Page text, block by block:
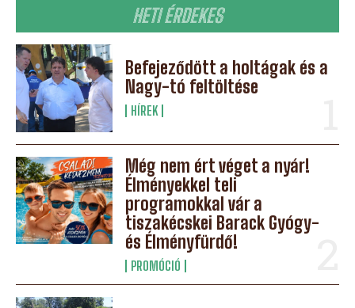
HETI ÉRDEKES
Befejeződött a holtágak és a
Nagy-tó feltöltése
HÍREK
Még nem ért véget a nyár!
Élményekkel teli
programokkal vár a
tiszakécskei Barack Gyógy-
és Élményfürdő!
PROMÓCIÓ